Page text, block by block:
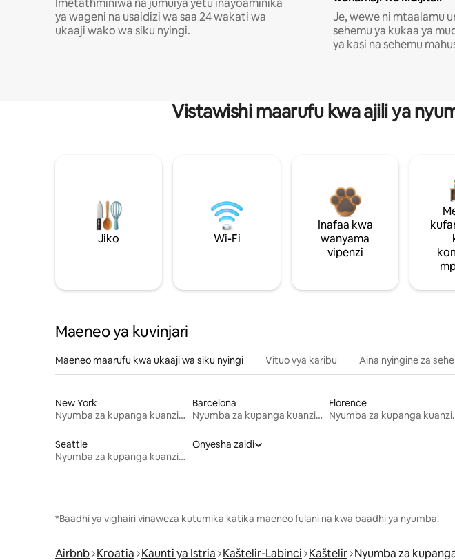
Imetathminiwa na jumuiya yetu inayoaminika
ya wageni na usaidizi wa saa 24 wakati wa
ukaaji wako wa siku nyingi.
Je, wewe ni mtaalamu
sehemu ya kukaa ya
ya kasi na sehemu
Vistawishi maarufu kwa ajili ya
Jiko Wi-Fi
Inafaa kwa
wanyama
vipenzi
Maeneo ya kuvinjari
Maeneo maarufu kwa ukaaji wa siku nyingi Vituo vya karibu Aina nyingine za
New York
Nyumba za kupanga kuanzia mwezi mmoja
Barcelona
Nyumba za kupanga kuanzia mwezi mmoja
Florence
Nyumba
Seattle
Nyumba za kupanga kuanzia mwezi mmoja
Onyesha zaidi
*Baadhi ya vighairi vinaweza kutumika katika maeneo fulani na kwa baadhi ya nyumba.
Airbnb Kroatia Kaunti ya Istria Kaštelir-Labinci Kaštelir Nyumba za